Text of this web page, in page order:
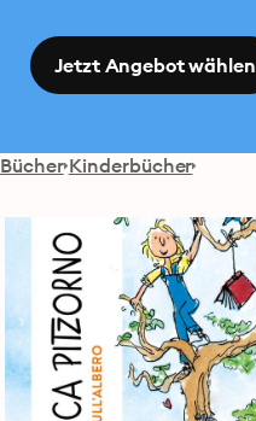
Jetzt Angebot wählen
Bücher Kinderbücher